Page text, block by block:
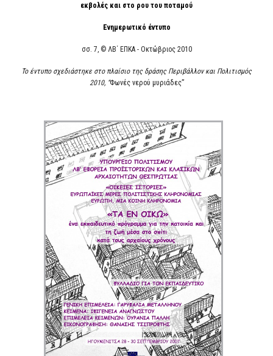
εκβολές και στο ρου του ποταμού
Ενημερωτικό έντυπο
σσ. 7, © ΛΒ΄ ΕΠΚΑ - Οκτώβριος 2010
Το έντυπο σχεδιάστηκε στο πλαίσιο της δράσης Περιβάλλον και Πολιτισμός
2010, “Φωνές νερού μυριάδες”